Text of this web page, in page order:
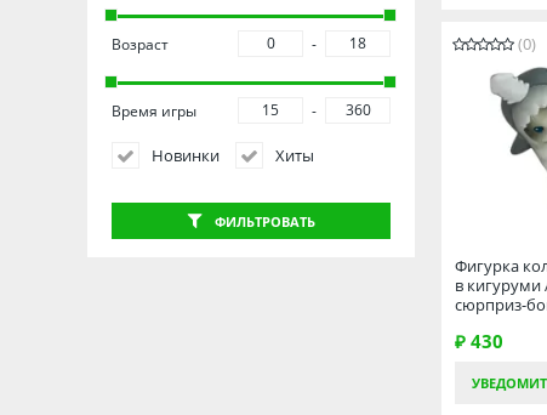
(0)
Фигурка
в кигуруми
сюрприз-
₽ 430
Возраст
Время игры
Новинки Хиты
ФИЛЬТРОВАТЬ